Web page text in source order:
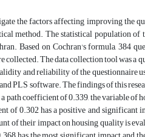
the factors affecting improving the
method. The statistical population of
Based on Cochran's formula, 384
The data collection tool was
and reliability of the
PLS software. The findings of this
path coefficient of 0.339, the variable
of 0.302 has a positive and
of their impact on housing quality is